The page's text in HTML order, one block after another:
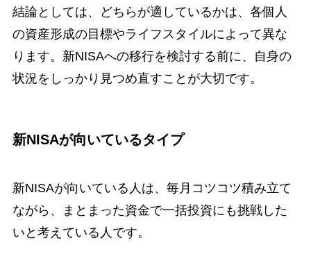
結論としては、どちらが適しているかは、各個人
の資産形成の目標やライフスタイルによって異な
ります。新NISAへの移行を検討する前に、自身の
状況をしっかり見つめ直すことが大切です。
新NISAが向いているタイプ
新NISAが向いている人は、毎月コツコツ積み立て
ながら、まとまった資金で一括投資にも挑戦した
いと考えている人です。